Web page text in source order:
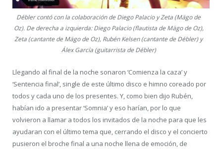
Débler contó con la colaboración de Diego Palacio y Zeta (Mägo de
Oz). De derecha a izquierda: Diego Palacio (flautista de Mägo de Oz),
Zeta (cantante de Mägo de Oz), Rubén Kelsen (cantante de Débler) y
Álex García (guitarrista de Débler)
Llegando al final de la noche sonaron ‘Comienza la caza’ y
‘Sentencia final’, single de este último disco e himno coreado por
todos y cada uno de los presentes. Y, como bien dijo Rubén,
habían ido a presentar ‘Somnia’ y eso harían, por lo que
volvieron a llamar a todos los invitados de la noche para que les
ayudaran con el último tema que, cerrando el disco y el concierto
pusieron el broche final a una noche llena de emoción, de